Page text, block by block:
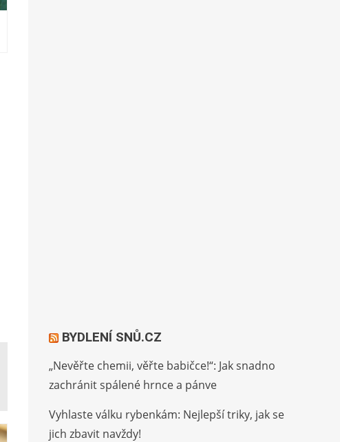
BYDLENÍ SNŮ.CZ
„Nevěřte chemii, věřte babičce!“: Jak snadno
zachránit spálené hrnce a pánve
Vyhlaste válku rybenkám: Nejlepší triky, jak se
jich zbavit navždy!